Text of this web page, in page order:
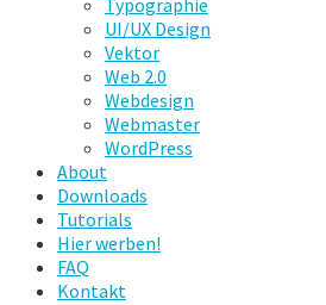
Typographie
UI/UX Design
Vektor
Web 2.0
Webdesign
Webmaster
WordPress
About
Downloads
Tutorials
Hier werben!
FAQ
Kontakt